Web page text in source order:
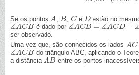
Se os pontos A
A B
B C
C e D
D estão no
∡ACB
∡ACB é dado por ∡ACB = ∡ACD −
∡ACB= ∡A CD−∡BCD
ser observado.
Uma vez que, são conhecidos os lados AC
AC
∡ACB
∡ACB
do triângulo ABC, aplicando o
a distância AB
AB entre os pontos